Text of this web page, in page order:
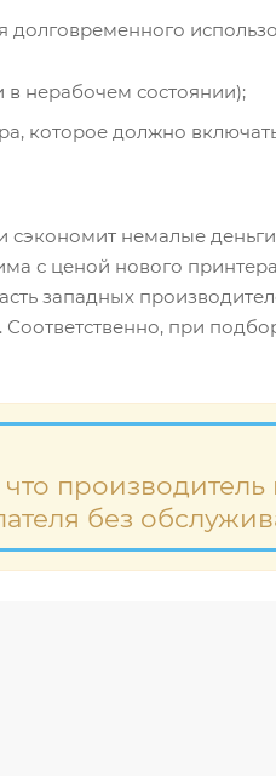
нерабочем состоянии);
которое должно
немалые
с ценой нового
западных
при
что
без